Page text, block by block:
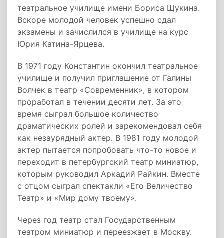
театральное училище имени Бориса Щукина.
Вскоре молодой человек успешно сдал
экзамены и зачислился в училище на курс
Юрия Катина-Ярцева.
В 1971 году Константин окончил театральное
училище и получил приглашение от Галины
Волчек в театр «Современник», в котором
проработал в течении десяти лет. За это
время сыграл большое количество
драматических ролей и зарекомендовал себя
как незаурядный актер. В 1981 году молодой
актер пытается попробовать что-то новое и
переходит в петербургский театр миниатюр,
которым руководил Аркадий Райкин. Вместе
с отцом сыграл спектакли «Его Величество
Театр» и «Мир дому твоему».
Через год театр стал Государственным
театром миниатюр и переезжает в Москву.